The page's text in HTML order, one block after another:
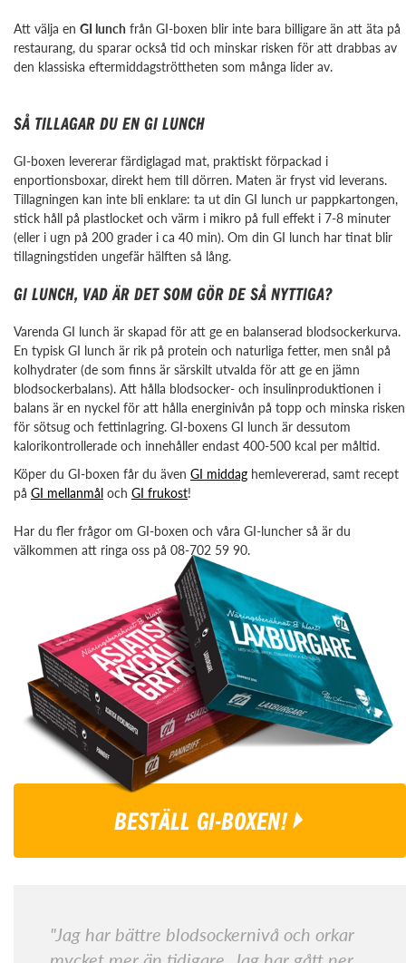
Att välja en GI lunch från GI-boxen blir inte bara billigare än att äta på
restaurang, du sparar också tid och minskar risken för att drabbas av
den klassiska eftermiddagströttheten som många lider av.
SÅ TILLAGAR DU EN GI LUNCH
GI-boxen levererar färdiglagad mat, praktiskt förpackad i
enportionsboxar, direkt hem till dörren. Maten är fryst vid leverans.
Tillagningen kan inte bli enklare: ta ut din GI lunch ur pappkartongen,
stick håll på plastlocket och värm i mikro på full effekt i 7-8 minuter
(eller i ugn på 200 grader i ca 40 min). Om din GI lunch har tinat blir
tillagningstiden ungefär hälften så lång.
GI LUNCH, VAD ÄR DET SOM GÖR DE SÅ NYTTIGA?
Varenda GI lunch är skapad för att ge en balanserad blodsockerkurva.
En typisk GI lunch är rik på protein och naturliga fetter, men snål på
kolhydrater (de som finns är särskilt utvalda för att ge en jämn
blodsockerbalans). Att hålla blodsocker- och insulinproduktionen i
balans är en nyckel för att hålla energinivån på topp och minska risken
för sötsug och fettinlagring. GI-boxens GI lunch är dessutom
kalorikontrollerade och innehåller endast 400-500 kcal per måltid.
Köper du GI-boxen får du även GI middag hemlevererad, samt recept
på GI mellanmål och GI frukost!
Har du fler frågor om GI-boxen och våra GI-luncher så är du
välkommen att ringa oss på 08-702 59 90.
BESTÄLL GI-BOXEN!
"Jag har bättre blodsockernivå och orkar